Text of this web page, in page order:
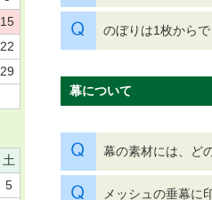
のぼりは1枚から
幕について
幕の素材には、ど
メッシュの垂幕に
15
22
29
土
5